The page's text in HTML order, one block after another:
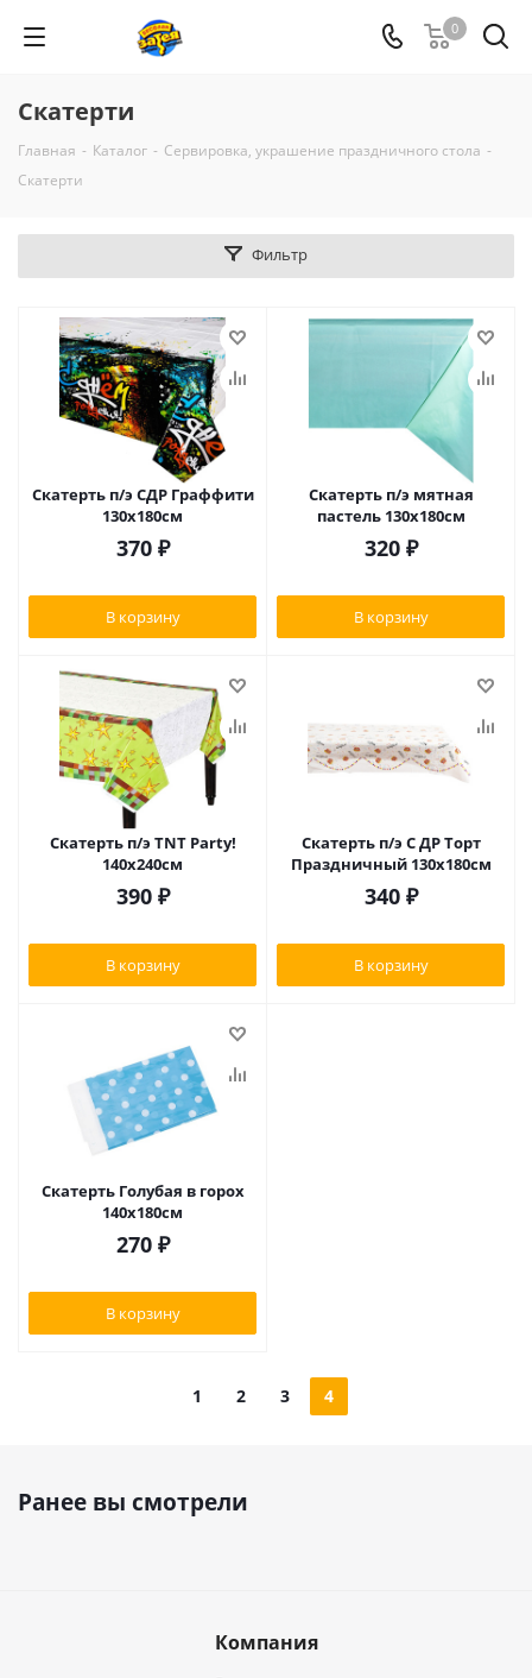
0
Скатерти
Главная - Каталог - Сервировка, украшение праздничного стола -
Скатерти
Фильтр
Скатерть п/э СДР Граффити
130х180см
370₽
В корзину
Скатерть п/э мятная
пастель 130х180см
320₽
В корзину
Скатерть п/э TNT Party!
140х240см
390₽
В корзину
Скатерть п/э С ДР Торт
Праздничный 130х180см
340₽
В корзину
Скатерть Голубая в горох
140х180см
270₽
В корзину
1 2 3 4
Ранее вы смотрели
Компания